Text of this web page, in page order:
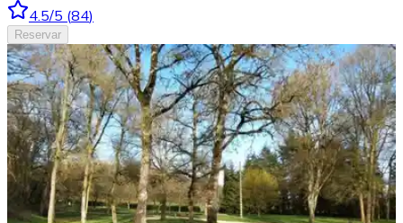
4.5/5 (84)
Reservar